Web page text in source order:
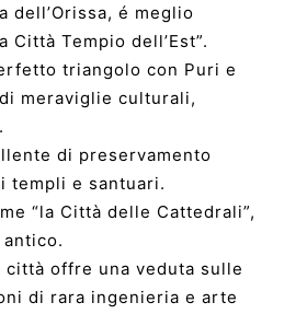
dell’Orissa, é meglio
Città Tempio dell’Est”.
triangolo con Puri e
meraviglie culturali,
di preservamento
templi e santuari.
“la Città delle Cattedrali”,
antico.
città offre una veduta sulle
di rara ingenieria e arte